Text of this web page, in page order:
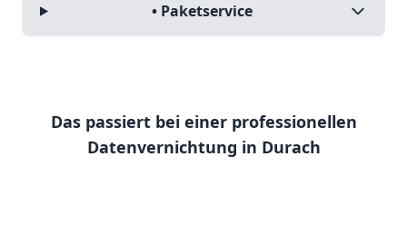
• Paketservice
Das passiert bei einer professionellen
Datenvernichtung in Durach